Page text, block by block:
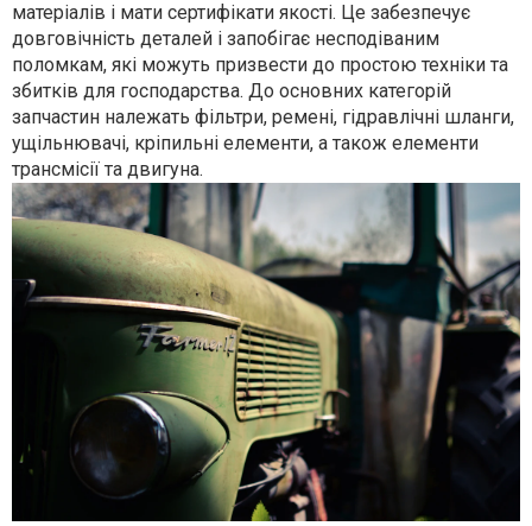
матеріалів і мати сертифікати якості. Це забезпечує
довговічність деталей і запобігає несподіваним
поломкам, які можуть призвести до простою техніки та
збитків для господарства. До основних категорій
запчастин належать фільтри, ремені, гідравлічні шланги,
ущільнювачі, кріпильні елементи, а також елементи
трансмісії та двигуна.